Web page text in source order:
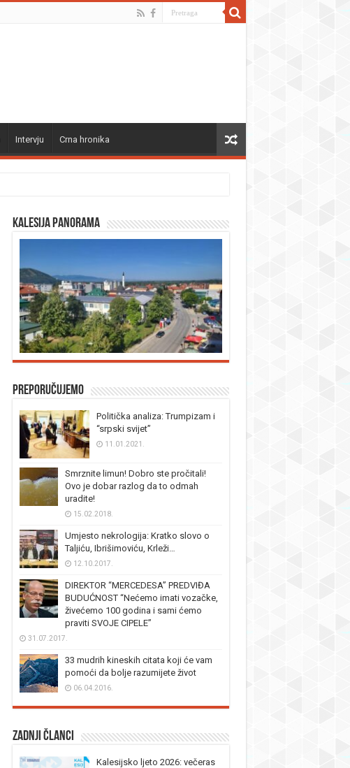
Intervju Crna hronika
Kalesija panorama
Preporučujemo
Politička analiza: Trumpizam i
“srpski svijet”
11.01.2021.
Smrznite limun! Dobro ste pročitali!
Ovo je dobar razlog da to odmah
uradite!
15.02.2018.
Umjesto nekrologija: Kratko slovo o
Taljiću, Ibrišimoviću, Krleži…
12.10.2017.
DIREKTOR “MERCEDESA” PREDVIĐA
BUDUĆNOST “Nećemo imati vozačke,
živećemo 100 godina i sami ćemo
praviti SVOJE CIPELE”
31.07.2017.
33 mudrih kineskih citata koji će vam
pomoći da bolje razumijete život
06.04.2016.
Zadnji članci
Kalesijsko ljeto 2026: večeras